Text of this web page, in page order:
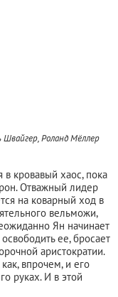
Роланд Мёллер
кровавый хаос, пока
Отважный лидер
на коварный ход в
вельможи,
Ян начинает
ее, бросает
аристократии.
впрочем, и его
руках. И в этой